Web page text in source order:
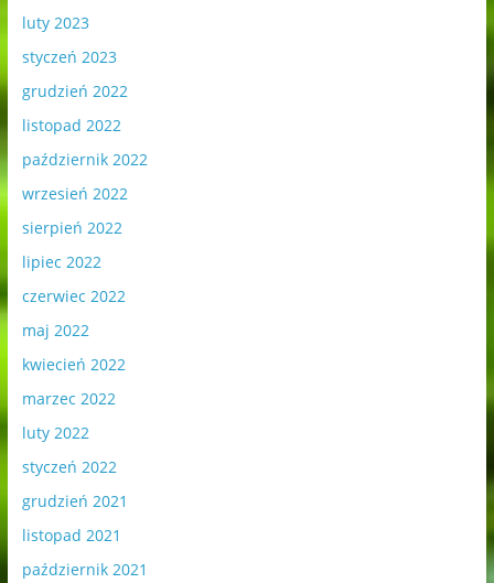
luty 2023
styczeń 2023
grudzień 2022
listopad 2022
październik 2022
wrzesień 2022
sierpień 2022
lipiec 2022
czerwiec 2022
maj 2022
kwiecień 2022
marzec 2022
luty 2022
styczeń 2022
grudzień 2021
listopad 2021
październik 2021